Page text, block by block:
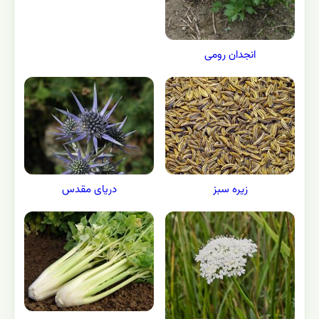
انجدان رومی
زيره سبز دریای مقدس